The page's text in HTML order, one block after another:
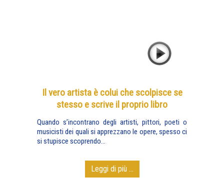
Il vero artista è colui che scolpisce se
stesso e scrive il proprio libro
Quando s’incontrano degli artisti, pittori, poeti o
musicisti dei quali si apprezzano le opere, spesso ci
si stupisce scoprendo...
Leggi di più ...